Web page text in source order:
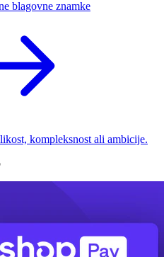
blagovne znamke
kompleksnost ali ambicije.